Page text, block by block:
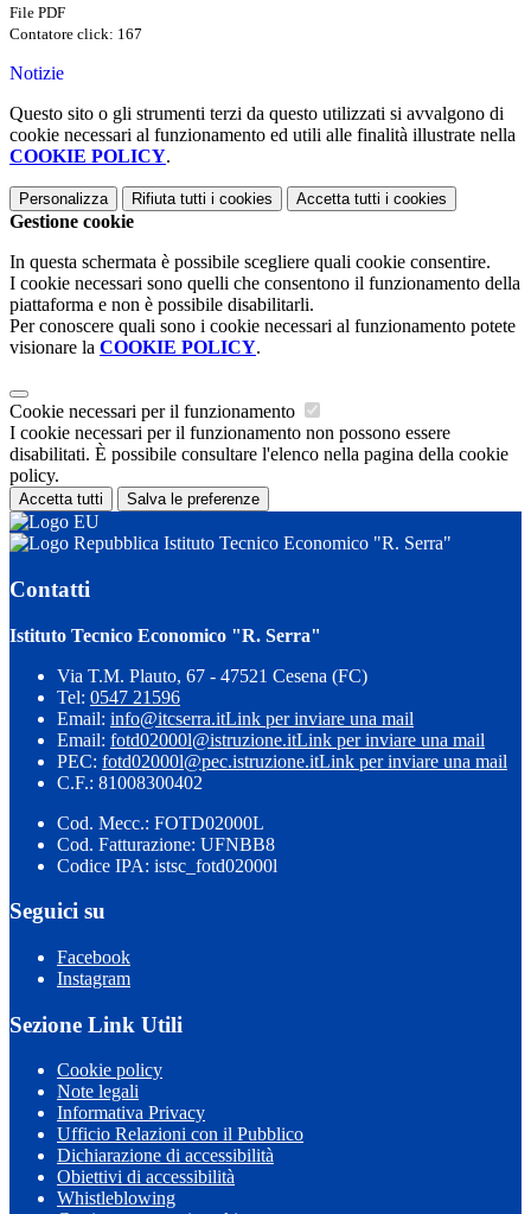
File PDF
Contatore click: 167
Notizie
Questo sito o gli strumenti terzi da questo utilizzati si avvalgono di
cookie necessari al funzionamento ed utili alle finalità illustrate nella
COOKIE POLICY.
Personalizza Rifiuta tutti i cookies Accetta tutti i cookies
Gestione cookie
In questa schermata è possibile scegliere quali cookie consentire.
I cookie necessari sono quelli che consentono il funzionamento della
piattaforma e non è possibile disabilitarli.
Per conoscere quali sono i cookie necessari al funzionamento potete
visionare la COOKIE POLICY.
Cookie necessari per il funzionamento
I cookie necessari per il funzionamento non possono essere
disabilitati. È possibile consultare l'elenco nella pagina della cookie
policy.
Accetta tutti Salva le preferenze
Istituto Tecnico Economico "R. Serra"
Contatti
Istituto Tecnico Economico "R. Serra"
Via T.M. Plauto, 67 - 47521 Cesena (FC)
Tel: 0547 21596
Email: info@itcserra.itLink per inviare una mail
Email: fotd02000l@istruzione.itLink per inviare una mail
PEC: fotd02000l@pec.istruzione.itLink per inviare una mail
C.F.: 81008300402
Cod. Mecc.: FOTD02000L
Cod. Fatturazione: UFNBB8
Codice IPA: istsc_fotd02000l
Seguici su
Facebook
Instagram
Sezione Link Utili
Cookie policy
Note legali
Informativa Privacy
Ufficio Relazioni con il Pubblico
Dichiarazione di accessibilità
Obiettivi di accessibilità
Whistleblowing